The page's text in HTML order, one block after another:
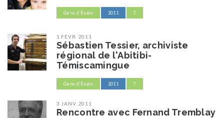
Gens d'Évain 2011 T
1 FÉVR. 2011
Sébastien Tessier, archiviste
régional de l'Abitibi-
Témiscamingue
Gens d'Évain 2011 T
3 JANV. 2011
Rencontre avec Fernand Tremblay